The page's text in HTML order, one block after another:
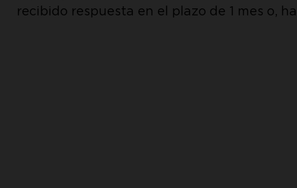
recibido respuesta en el plazo de 1 mes o,